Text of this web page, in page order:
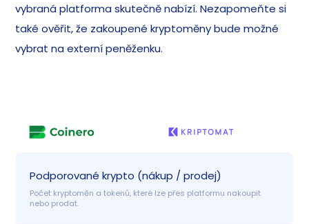
vybraná platforma skutečně nabízí. Nezapomeňte si
také ověřit, že zakoupené kryptoměny bude možné
vybrat na externí peněženku.
Podporované krypto (nákup / prodej)
Počet kryptoměn a tokenů, které lze přes platformu nakoupit
nebo prodat.